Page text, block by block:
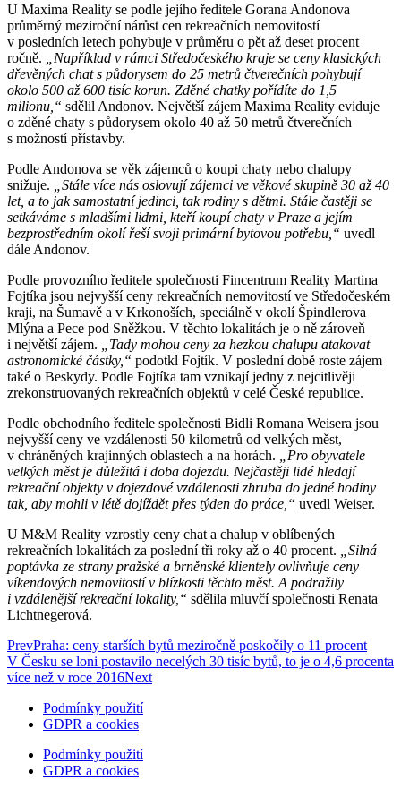
U Maxima Reality se podle jejího ředitele Gorana Andonova
průměrný meziroční nárůst cen rekreačních nemovitostí
v posledních letech pohybuje v průměru o pět až deset procent
ročně.
„Například v rámci Středočeského kraje se ceny klasických
dřevěných chat s půdorysem do 25 metrů čtverečních pohybují
okolo 500 až 600 tisíc korun. Zděné chatky pořídíte do 1,5
milionu,“ sdělil Andonov. Největší zájem Maxima Reality eviduje
o zděné chaty s půdorysem okolo 40 až 50 metrů čtverečních
s možností přístavby.
Podle Andonova se věk zájemců o koupi chaty nebo chalupy
snižuje.
„Stále více nás oslovují zájemci ve věkové skupině 30 až 40
let, a to jak samostatní jedinci, tak rodiny s dětmi. Stále častěji se
setkáváme s mladšími lidmi, kteří koupí chaty v Praze a jejím
bezprostředním okolí řeší svoji primární bytovou potřebu,“ uvedl
dále Andonov.
Podle provozního ředitele společnosti Fincentrum Reality Martina
Fojtíka jsou nejvyšší ceny rekreačních nemovitostí ve Středočeském
kraji, na Šumavě a v Krkonoších, speciálně v okolí Špindlerova
Mlýna a Pece pod Sněžkou. V těchto lokalitách je o ně zároveň
i největší zájem.
„Tady mohou ceny za hezkou chalupu atakovat
astronomické částky,“ podotkl Fojtík. V poslední době roste zájem
také o Beskydy. Podle Fojtíka tam vznikají jedny z nejcitlivěji
zrekonstruovaných rekreačních objektů v celé České republice.
Podle obchodního ředitele společnosti Bidli Romana Weisera jsou
nejvyšší ceny ve vzdálenosti 50 kilometrů od velkých měst,
v chráněných krajinných oblastech a na horách.
„Pro obyvatele
velkých měst je důležitá i doba dojezdu. Nejčastěji lidé hledají
rekreační objekty v dojezdové vzdálenosti zhruba do jedné hodiny
tak, aby mohli v létě dojíždět přes týden do práce,“ uvedl Weiser.
U M&M Reality vzrostly ceny chat a chalup v oblíbených
rekreačních lokalitách za poslední tři roky až o 40 procent.
„Silná
poptávka ze strany pražské a brněnské klientely ovlivňuje ceny
víkendových nemovitostí v blízkosti těchto měst. A podražily
i vzdálenější rekreační lokality,“ sdělila mluvčí společnosti Renata
Lichtnegerová.
PrevPraha: ceny starších bytů meziročně poskočily o 11 procent
V Česku se loni postavilo necelých 30 tisíc bytů, to je o 4,6 procenta
více než v roce 2016Next
Podmínky použití
GDPR a cookies
Podmínky použití
GDPR a cookies